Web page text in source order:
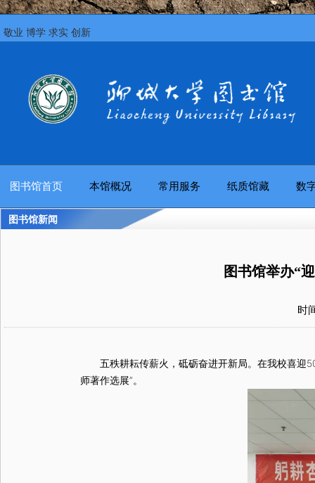
敬业 博学 求实 创新
图书馆首页 本馆概况 常用服务 纸质馆藏 数
图书馆新闻
图书馆举办“
时
五秩耕耘传薪火，砥砺奋进开新局。在我校喜迎
师著作选展”。